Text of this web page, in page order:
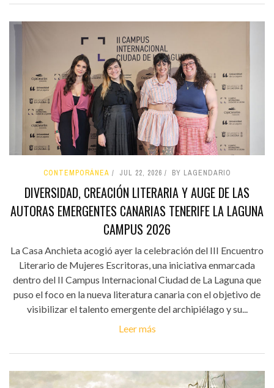
CONTEMPORÁNEA JUL 22, 2026 BY LAGENDARIO
DIVERSIDAD, CREACIÓN LITERARIA Y AUGE DE LAS
AUTORAS EMERGENTES CANARIAS TENERIFE LA LAGUNA
CAMPUS 2026
La Casa Anchieta acogió ayer la celebración del III Encuentro
Literario de Mujeres Escritoras, una iniciativa enmarcada
dentro del II Campus Internacional Ciudad de La Laguna que
puso el foco en la nueva literatura canaria con el objetivo de
visibilizar el talento emergente del archipiélago y su...
Leer más